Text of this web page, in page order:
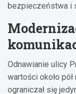
bezpieczeństwa i
Odnawianie ulicy
wartości około
ograniczał się